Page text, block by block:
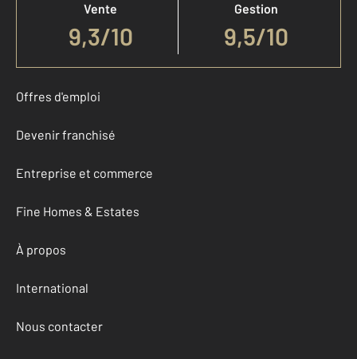
Vente
9,3/10
Gestion
9,5/10
Offres d'emploi
Devenir franchisé
Entreprise et commerce
Fine Homes & Estates
À propos
International
Nous contacter